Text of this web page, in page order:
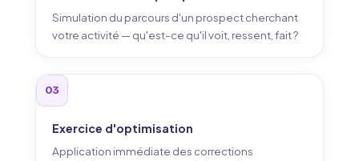
Simulation du parcours d'un prospect cherchant
votre activité — qu'est-ce qu'il voit, ressent, fait ?
03
Exercice d'optimisation
Application immédiate des corrections